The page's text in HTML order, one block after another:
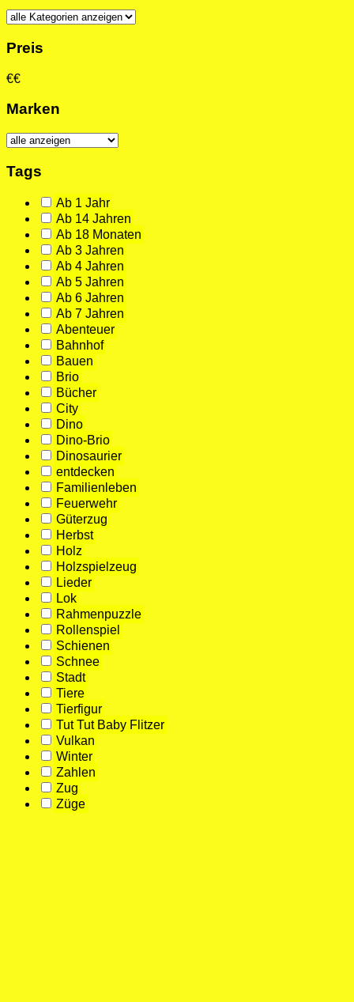
Preis
€€
Marken
Tags
Ab 1 Jahr
Ab 14 Jahren
Ab 18 Monaten
Ab 3 Jahren
Ab 4 Jahren
Ab 5 Jahren
Ab 6 Jahren
Ab 7 Jahren
Abenteuer
Bahnhof
Bauen
Brio
Bücher
City
Dino
Dino-Brio
Dinosaurier
entdecken
Familienleben
Feuerwehr
Güterzug
Herbst
Holz
Holzspielzeug
Lieder
Lok
Rahmenpuzzle
Rollenspiel
Schienen
Schnee
Stadt
Tiere
Tierfigur
Tut Tut Baby Flitzer
Vulkan
Winter
Zahlen
Zug
Züge